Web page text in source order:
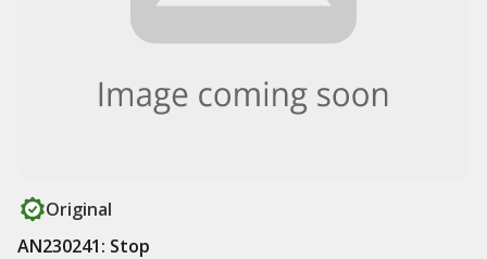
Original
AN230241: Stop